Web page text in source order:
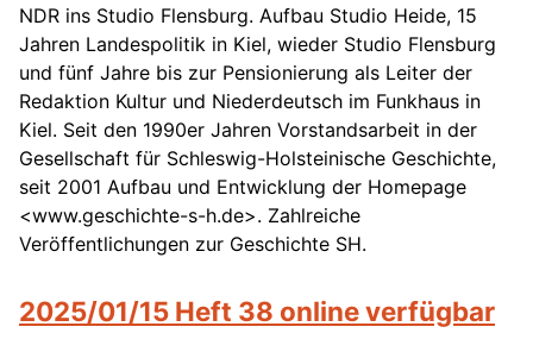
NDR ins Studio Flensburg. Aufbau Studio Heide, 15
Jahren Landespolitik in Kiel, wieder Studio Flensburg
und fünf Jahre bis zur Pensionierung als Leiter der
Redaktion Kultur und Niederdeutsch im Funkhaus in
Kiel. Seit den 1990er Jahren Vorstandsarbeit in der
Gesellschaft für Schleswig-Holsteinische Geschichte,
seit 2001 Aufbau und Entwicklung der Homepage
<www.geschichte-s-h.de>. Zahlreiche
Veröffentlichungen zur Geschichte SH.
2025/01/15 Heft 38 online verfügbar